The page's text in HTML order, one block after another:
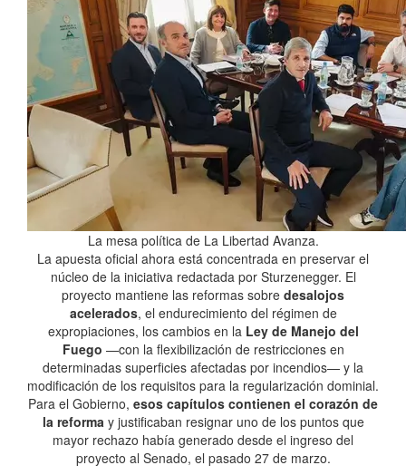
La mesa política de La Libertad Avanza.
La apuesta oficial ahora está concentrada en preservar el
núcleo de la iniciativa redactada por Sturzenegger. El
proyecto mantiene las reformas sobre desalojos
acelerados, el endurecimiento del régimen de
expropiaciones, los cambios en laLey de Manejo del
Fuego —con la flexibilización de restricciones en
determinadas superficies afectadas por incendios— y la
modificación de los requisitos para la regularización dominial.
Para el Gobierno, esos capítulos contienen el corazón de
la reforma y justificaban resignar uno de los puntos que
mayor rechazo había generado desde el ingreso del
proyecto al Senado, el pasado 27 de marzo.